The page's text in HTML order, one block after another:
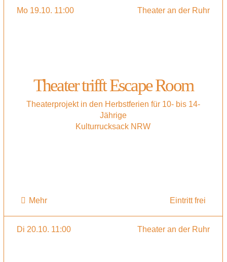
Mo 19.10. 11:00 Theater an der Ruhr
Theater trifft Escape Room
Theaterprojekt in den Herbstferien für 10- bis 14-
Jährige
Kulturrucksack NRW
Mehr Eintritt frei
Di 20.10. 11:00 Theater an der Ruhr